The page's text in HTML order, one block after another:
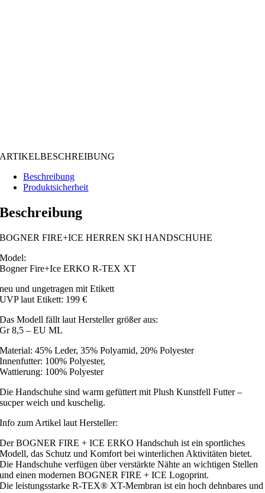
ARTIKELBESCHREIBUNG
Beschreibung
Produktsicherheit
Beschreibung
BOGNER FIRE+ICE HERREN SKI HANDSCHUHE
Model:
Bogner Fire+Ice ERKO R-TEX XT
neu und ungetragen mit Etikett
UVP laut Etikett: 199 €
Das Modell fällt laut Hersteller größer aus:
Gr 8,5 – EU ML
Material: 45% Leder, 35% Polyamid, 20% Polyester
Innenfutter: 100% Polyester,
Wattierung: 100% Polyester
Die Handschuhe sind warm gefüttert mit Plush Kunstfell Futter –
sucper weich und kuschelig.
Info zum Artikel laut Hersteller:
Der BOGNER FIRE + ICE ERKO Handschuh ist ein sportliches
Modell, das Schutz und Komfort bei winterlichen Aktivitäten bietet.
Die Handschuhe verfügen über verstärkte Nähte an wichtigen Stellen
und einen modernen BOGNER FIRE + ICE Logoprint.
Die leistungsstarke R-TEX® XT-Membran ist ein hoch dehnbares und